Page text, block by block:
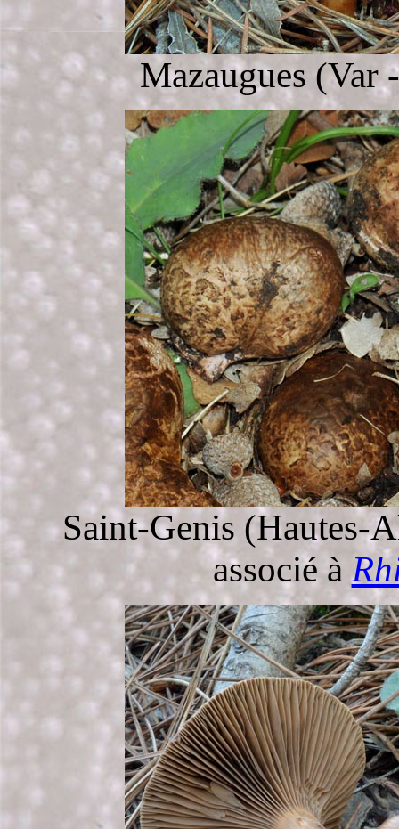
Mazaugues (Var
Saint-Genis (Hautes-
associé à